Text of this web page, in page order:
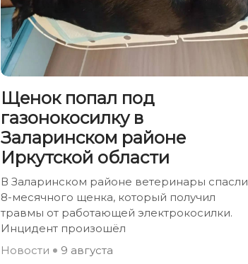
Щенок попал под
газонокосилку в
Заларинском районе
Иркутской области
В Заларинском районе ветеринары спасли
8-месячного щенка, который получил
травмы от работающей электрокосилки.
Инцидент произошёл
Новости
9 августа